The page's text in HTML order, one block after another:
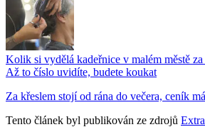
Kolik si vydělá kadeřnice v malém městě
Až to číslo uvidíte, budete koukat
Za křeslem stojí od rána do večera, ceník
Tento článek byl publikován ze zdrojů